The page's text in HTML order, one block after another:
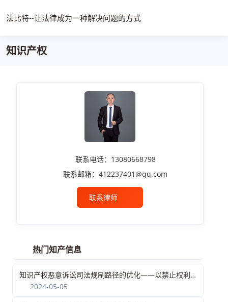
法比特--让法律成为一种解决问题的方式
知识产权
联系电话：13080668798
联系邮箱：412237401@qq.com
联系律师
热门知产信息
知识产权恶意诉讼司法规制路径的优化——以禁止权利滥用和诚信原则为基点
2024-05-05